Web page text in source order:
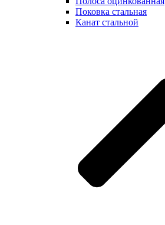
Поковка стальная
Канат стальной